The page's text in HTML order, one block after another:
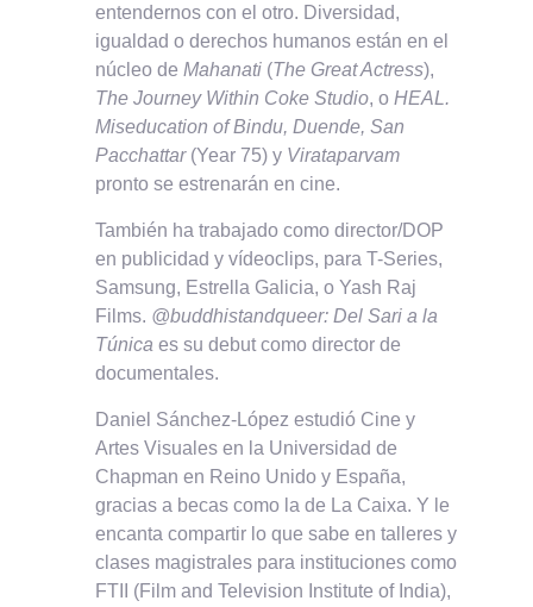
entendernos con el otro. Diversidad,
igualdad o derechos humanos están en el
núcleo de Mahanati (The Great Actress),
The Journey Within Coke Studio, o HEAL.
Miseducation of Bindu, Duende, San
Pacchattar(Year 75) y Virataparvam
pronto se estrenarán en cine.
También ha trabajado como director/DOP
en publicidad y vídeoclips, para T-Series,
Samsung, Estrella Galicia, o Yash Raj
Films. @buddhistandqueer: Del Sari a la
Túnica es su debut como director de
documentales.
Daniel Sánchez-López estudió Cine y
Artes Visuales en la Universidad de
Chapman en Reino Unido y España,
gracias a becas como la de La Caixa. Y le
encanta compartir lo que sabe en talleres y
clases magistrales para instituciones como
FTII (Film and Television Institute of India),